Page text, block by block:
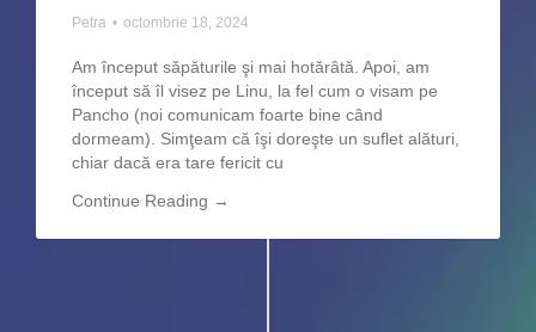
Petra • octombrie 18, 2024
Am început săpăturile şi mai hotărâtă. Apoi, am
început să îl visez pe Linu, la fel cum o visam pe
Pancho (noi comunicam foarte bine când
dormeam). Simţeam că îşi doreşte un suflet alături,
chiar dacă era tare fericit cu
Continue Reading →